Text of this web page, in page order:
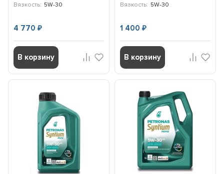
Вязкость: 5W-30
4 770₽
В корзину
Вязкость: 5W-30
1 400 ₽
В корзину